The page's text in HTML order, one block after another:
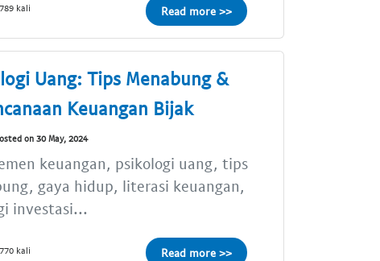
kali Read more >>
Uang: Tips Menabung &
Keuangan Bijak
on 30 May, 2024
keuangan, psikologi uang, tips
gaya hidup, literasi keuangan,
investasi...
kali Read more >>